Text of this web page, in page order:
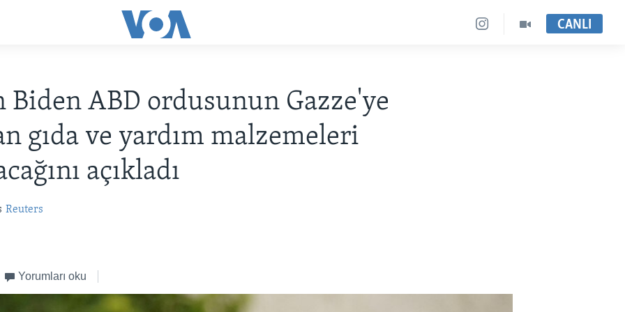
CANLI
Biden ABD ordusunun Gazze'ye
gıda ve yardım malzemeleri
açıkladı
Reuters
Yorumları oku